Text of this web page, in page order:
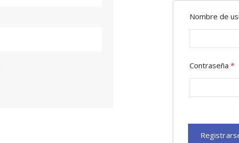
Nombre de
Contraseña *